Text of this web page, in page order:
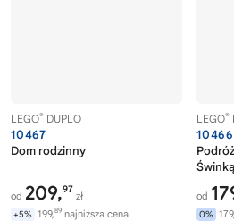
LEGO® DUPLO
10467
Dom rodzinny
od 209,97
zł
+5% 199,89 najniższa cena
LEGO®
10466
Świnką
od
0% 179,